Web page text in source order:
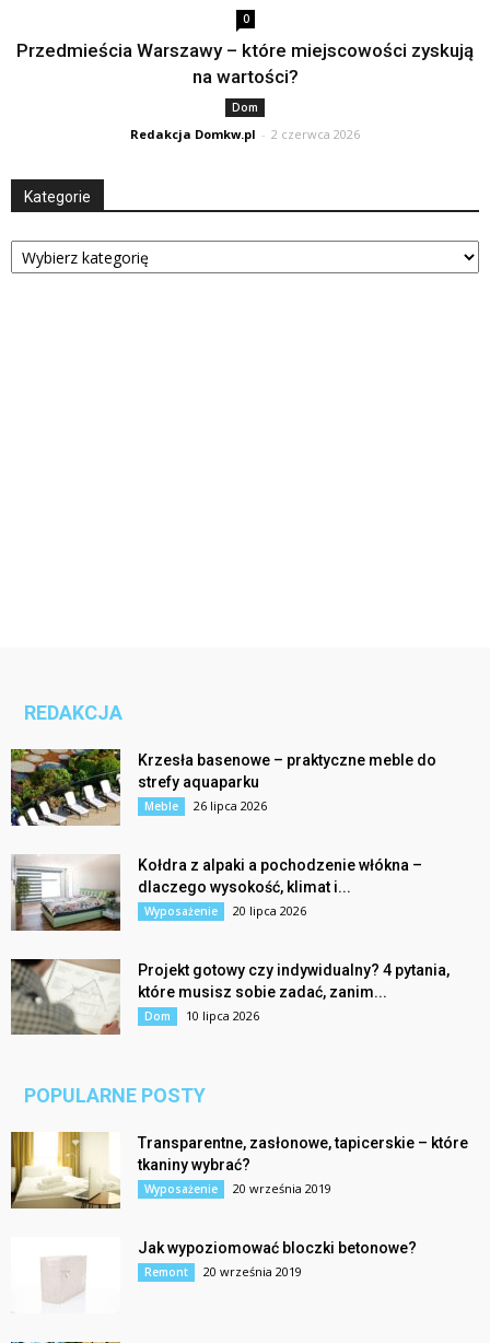
0
Przedmieścia Warszawy – które miejscowości zyskują
na wartości?
Dom
Redakcja Domkw.pl - 2 czerwca 2026
Kategorie
Kategorie
REDAKCJA
Krzesła basenowe – praktyczne meble do
strefy aquaparku
Meble 26 lipca 2026
Kołdra z alpaki a pochodzenie włókna –
dlaczego wysokość, klimat i...
Wyposażenie 20 lipca 2026
Projekt gotowy czy indywidualny? 4 pytania,
które musisz sobie zadać, zanim...
Dom 10 lipca 2026
POPULARNE POSTY
Transparentne, zasłonowe, tapicerskie – które
tkaniny wybrać?
Wyposażenie 20 września 2019
Jak wypoziomować bloczki betonowe?
Remont 20 września 2019